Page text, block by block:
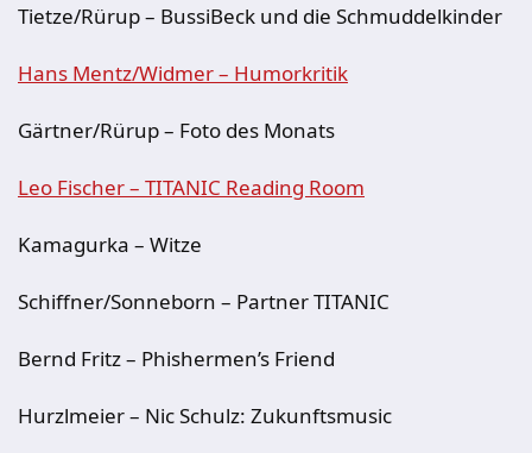
Tietze/Rürup – BussiBeck und die Schmuddelkinder
Hans Mentz/Widmer – Humorkritik
Gärtner/Rürup – Foto des Monats
Leo Fischer – TITANIC Reading Room
Kamagurka – Witze
Schiffner/Sonneborn – Partner TITANIC
Bernd Fritz – Phishermen’s Friend
Hurzlmeier – Nic Schulz: Zukunftsmusic